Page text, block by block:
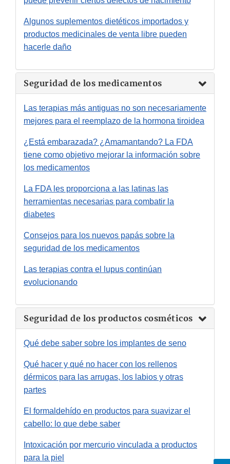
Algunos suplementos dietéticos importados y
productos medicinales de venta libre pueden
hacerle daño
Seguridad de los medicamentos
Las terapias más antiguas no son necesariamente
mejores para el reemplazo de la hormona tiroidea
¿Está embarazada? ¿Amamantando? La FDA
tiene como objetivo mejorar la información sobre
los medicamentos
La FDA les proporciona a las latinas las
herramientas necesarias para combatir la
diabetes
Consejos para los nuevos papás sobre la
seguridad de los medicamentos
Las terapias contra el lupus continúan
evolucionando
Seguridad de los productos cosméticos
Qué debe saber sobre los implantes de seno
Qué hacer y qué no hacer con los rellenos
dérmicos para las arrugas, los labios y otras
partes
El formaldehído en productos para suavizar el
cabello: lo que debe saber
Intoxicación por mercurio vinculada a productos
para la piel